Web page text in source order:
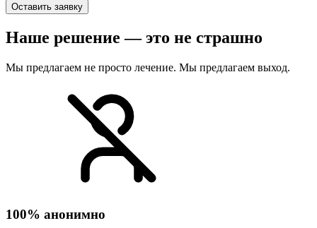
Оставить заявку
Наше решение — это не страшно
Мы предлагаем не просто лечение. Мы предлагаем выход.
100% анонимно